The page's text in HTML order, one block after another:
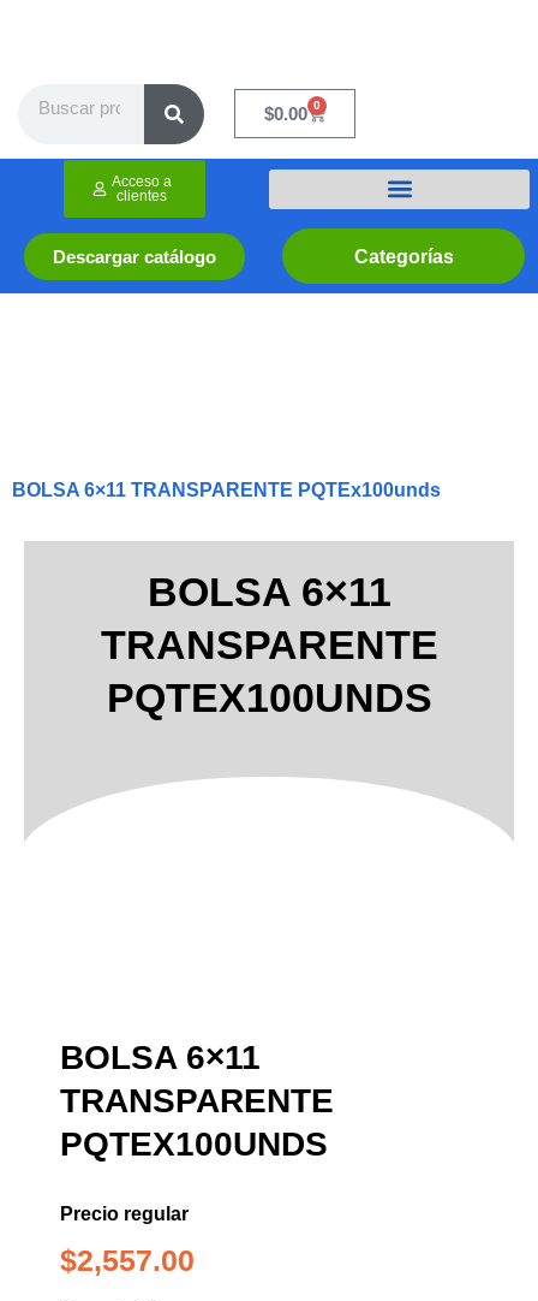
$0.00 0
Cart
Categorías
Descargar catálogo
Acceso a
clientes
BOLSA 6×11 TRANSPARENTE PQTEx100unds
BOLSA 6×11
TRANSPARENTE
PQTEX100UNDS
BOLSA 6×11
TRANSPARENTE
PQTEX100UNDS
Precio regular
$2,557.00